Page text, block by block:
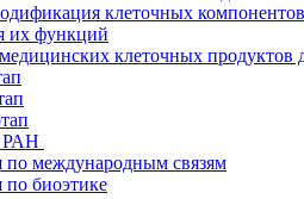
клеточных
их функций
клеточных продуктов
РАН
по международным связям
по биоэтике